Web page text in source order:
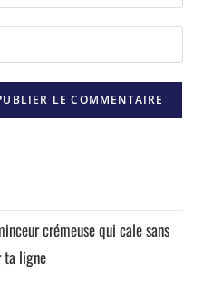
crémeuse qui cale sans
ta ligne